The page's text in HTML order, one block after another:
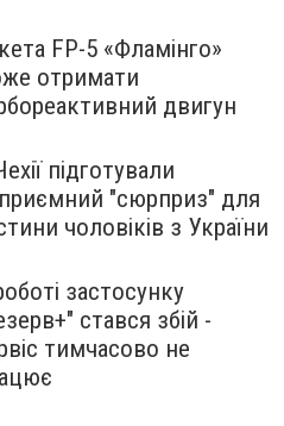
FP-5 «Фламінго»
отримати
двигун
підготували
"сюрприз" для
чоловіків з України
застосунку
стався збій -
тимчасово не